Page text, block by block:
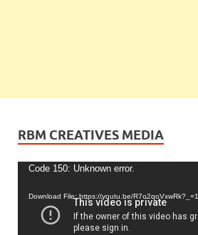
RBM CREATIVES MEDIA
Video
Code 150: Unknown error.
Download File: https://youtu.be/R7o2qoVxwRk?_=1